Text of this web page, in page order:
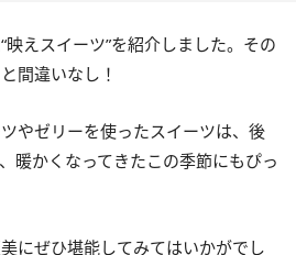
えスイーツ”を紹介しました。その
間違いなし！
やゼリーを使ったスイーツは、後
暖かくなってきたこの季節にもぴっ
にぜひ堪能してみてはいかがでし